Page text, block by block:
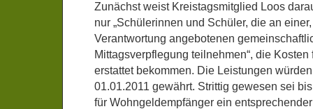
Zunächst weist Kreistagsmitglied Loos
nur „Schülerinnen und Schüler, die an
Verantwortung angebotenen
Mittagsverpflegung teilnehmen“, die
erstattet bekommen. Die Leistungen
01.01.2011 gewährt. Strittig gewesen sei
für Wohngeldempfänger ein